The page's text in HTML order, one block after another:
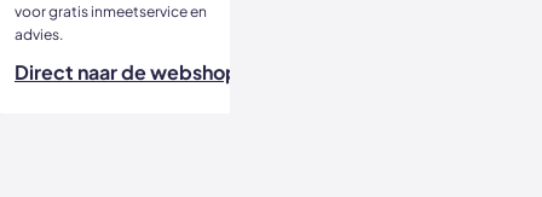
voor gratis inmeetservice en
advies.
Direct naar de webshop